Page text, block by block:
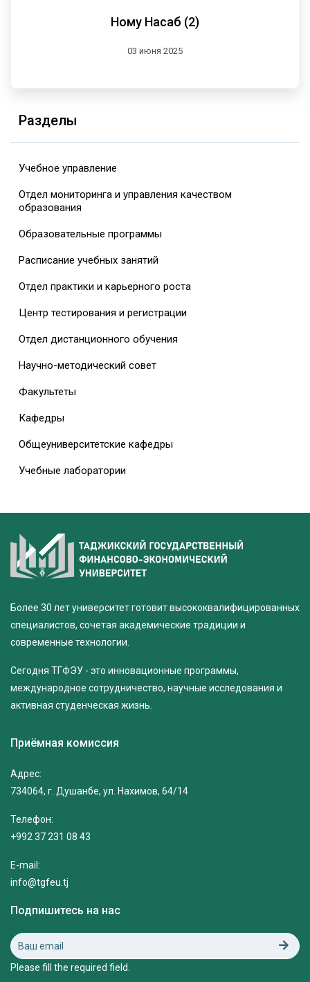
Ному Насаб (2)
03 июня 2025
Разделы
Учебное управление
Отдел мониторинга и управления качеством
образования
Образовательные программы
Расписание учебных занятий
Отдел практики и карьерного роста
Центр тестирования и регистрации
Отдел дистанционного обучения
Научно-методический совет
Факультеты
Кафедры
Общеуниверситетские кафедры
Учебные лаборатории
Более 30 лет университет готовит высококвалифицированных
специалистов, сочетая академические традиции и
современные технологии.
Сегодня ТГФЭУ - это инновационные программы,
международное сотрудничество, научные исследования и
активная студенческая жизнь.
Приёмная комиссия
Адрес:
734064, г. Душанбе, ул. Нахимов, 64/14
Телефон:
+992 37 231 08 43
E-mail:
info@tgfeu.tj
Подпишитесь на нас
Please fill the required field.